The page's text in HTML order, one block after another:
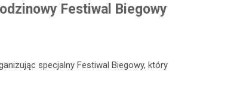
Festiwal Biegowy
specjalny Festiwal Biegowy, który